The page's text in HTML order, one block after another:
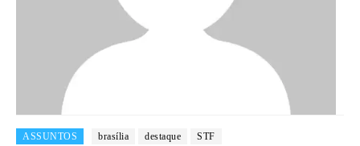
ASSUNTOS brasília destaque STF